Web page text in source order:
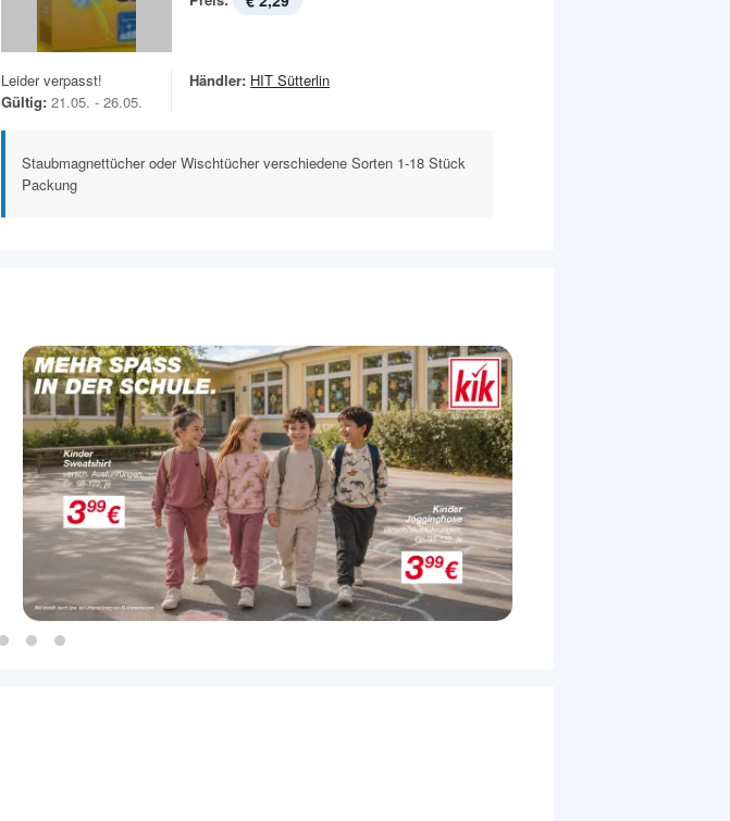
Leider verpasst!
Gültig: 21.05. - 26.05.
Händler: HIT Sütterlin
Staubmagnettücher oder Wischtücher verschiedene Sorten 1-18 Stück
Packung